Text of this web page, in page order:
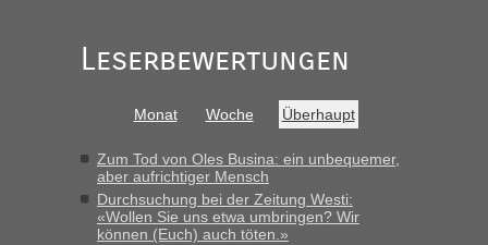
Grenzübergang zwischen Polen und der Ukraine geht es am
„Bin am Montag 15.6.26 um 8 Uhr in Urgyniw ausgereist,
das erste Mal an einem Montagmorgen ca. 15 Fahrzeuge
vor mir, bin sonst der Erste oder Zweite, egal, nach ca 20
Minuten wurde dann die nächste Welle...“
Leserbewertungen
Monat Woche Überhaupt
Zum Tod von Oles Busina: ein unbequemer,
aber aufrichtiger Mensch
Durchsuchung bei der Zeitung Westi:
«Wollen Sie uns etwa umbringen? Wir
können (Euch) auch töten.»